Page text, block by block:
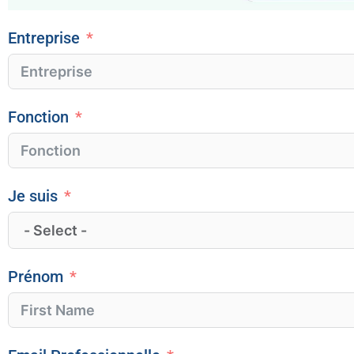
Entreprise
Fonction
Je suis
Prénom